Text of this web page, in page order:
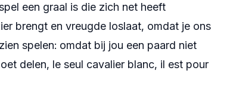
een graal is die zich net heeft
brengt en vreugde loslaat, omdat je ons
spelen: omdat bij jou een paard niet
delen, le seul cavalier blanc, il est pour